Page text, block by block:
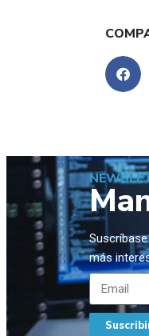
más